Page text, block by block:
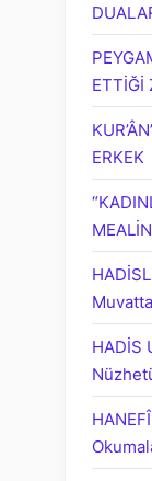
ETTİĞİ
ERKEK
HADİS